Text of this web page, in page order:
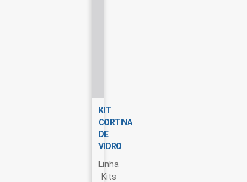
KIT
CORTINA
DE
VIDRO
Linha
Kits